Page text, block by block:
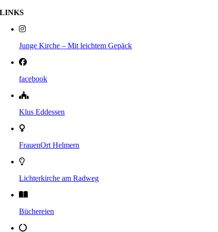
LINKS
Junge Kirche – Mit leichtem Gepäck
facebook
Klus Eddessen
FrauenOrt Helmern
Lichterkirche am Radweg
Büchereien